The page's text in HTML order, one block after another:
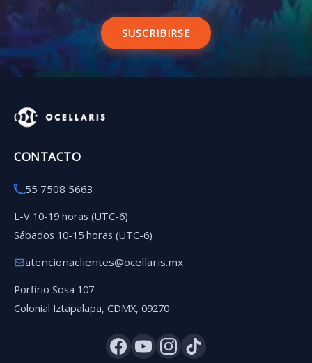
SUSCRIBIRSE
CONTACTO
55 7508 5663
L-V 10-19 horas (UTC-6)
Sábados 10-15 horas (UTC-6)
atencionaclientes@ocellaris.mx
Porfirio Sosa 107
Colonial Iztapalapa, CDMX, 09270